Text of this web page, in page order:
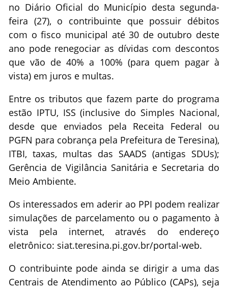
no Diário Oficial do Município desta segunda-
feira (27), o contribuinte que possuir débitos
com o fisco municipal até 30 de outubro deste
ano pode renegociar as dívidas com descontos
que vão de 40% a 100% (para quem pagar à
vista) em juros e multas.
Entre os tributos que fazem parte do programa
estão IPTU, ISS (inclusive do Simples Nacional,
desde que enviados pela Receita Federal ou
PGFN para cobrança pela Prefeitura de Teresina),
ITBI, taxas, multas das SAADS (antigas SDUs);
Gerência de Vigilância Sanitária e Secretaria do
Meio Ambiente.
Os interessados em aderir ao PPI podem realizar
simulações de parcelamento ou o pagamento à
vista pela internet, através do endereço
eletrônico: siat.teresina.pi.gov.br/portal-web.
O contribuinte pode ainda se dirigir a uma das
Centrais de Atendimento ao Público (CAPs), seja